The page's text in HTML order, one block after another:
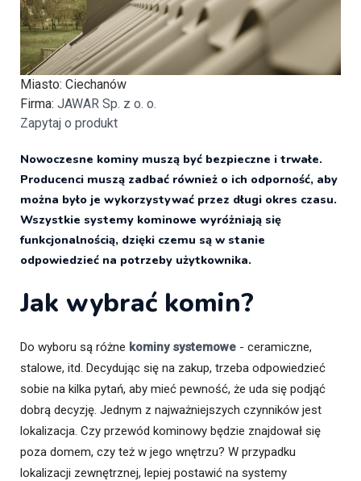
Miasto: Ciechanów
Firma: JAWAR Sp. z o. o.
Zapytaj o produkt
Nowoczesne kominy muszą być bezpieczne i trwałe.
Producenci muszą zadbać również o ich odporność, aby
można było je wykorzystywać przez długi okres czasu.
Wszystkie systemy kominowe wyróżniają się
funkcjonalnością, dzięki czemu są w stanie
odpowiedzieć na potrzeby użytkownika.
Jak wybrać komin?
Do wyboru są różne kominy systemowe - ceramiczne,
stalowe, itd. Decydując się na zakup, trzeba odpowiedzieć
sobie na kilka pytań, aby mieć pewność, że uda się podjąć
dobrą decyzję. Jednym z najważniejszych czynników jest
lokalizacja. Czy przewód kominowy będzie znajdował się
poza domem, czy też w jego wnętrzu? W przypadku
lokalizacji zewnętrznej, lepiej postawić na systemy